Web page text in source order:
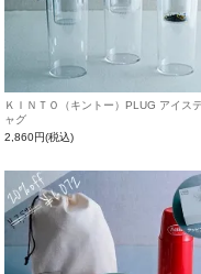
ＫＩＮＴＯ（キントー）PLUG アイス
ャグ
2,860円(税込)